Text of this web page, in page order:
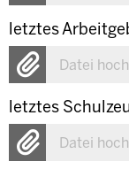
letztes
Datei
letztes
Datei